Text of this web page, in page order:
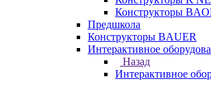
Конструкторы
Предшкола
Конструкторы BAUER
Интерактивное
Назад
Интерактивное